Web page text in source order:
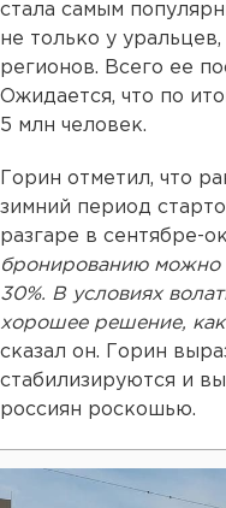
стала самым
не только у
регионов. Всего ее
Ожидается, что по
5 млн человек.
Горин отметил, что
зимний период
разгаре в сентябре-
бронированию можно
30%. В условиях
хорошее решение,
сказал он. Горин
стабилизируются и
россиян роскошью.